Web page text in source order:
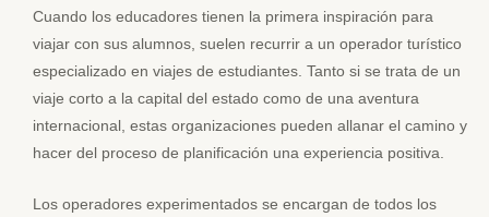
Cuando los educadores tienen la primera inspiración para
viajar con sus alumnos, suelen recurrir a un operador turístico
especializado en viajes de estudiantes. Tanto si se trata de un
viaje corto a la capital del estado como de una aventura
internacional, estas organizaciones pueden allanar el camino y
hacer del proceso de planificación una experiencia positiva.
Los operadores experimentados se encargan de todos los